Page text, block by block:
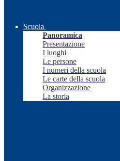
Scuola
Panoramica
Presentazione
I luoghi
Le persone
I numeri della scuola
Le carte della scuola
Organizzazione
La storia